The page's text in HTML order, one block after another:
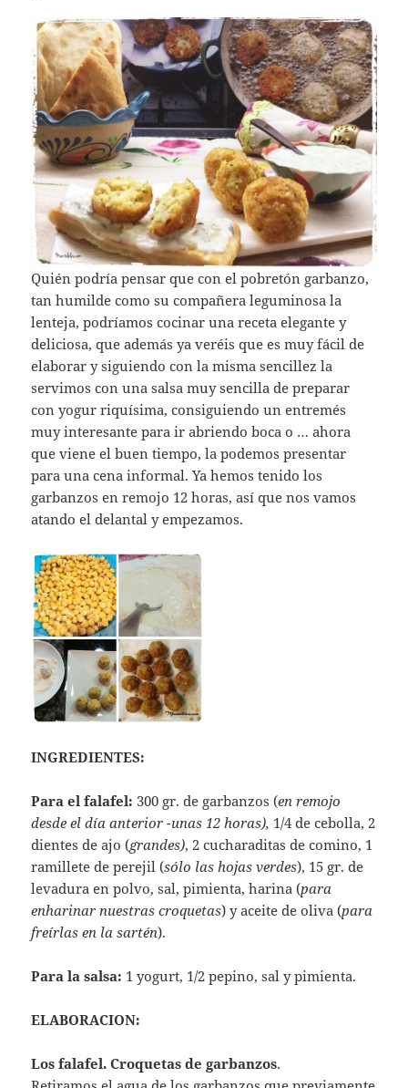
Quién podría pensar que con el pobretón garbanzo,
tan humilde como su compañera leguminosa la
lenteja, podríamos cocinar una receta elegante y
deliciosa, que además ya veréis que es muy fácil de
elaborar y siguiendo con la misma sencillez la
servimos con una salsa muy sencilla de preparar
con yogur riquísima, consiguiendo un entremés
muy interesante para ir abriendo boca o … ahora
que viene el buen tiempo, la podemos presentar
para una cena informal. Ya hemos tenido los
garbanzos en remojo 12 horas, así que nos vamos
atando el delantal y empezamos.
INGREDIENTES:
Para el falafel: 300 gr. de garbanzos (en remojo
desde el día anterior -unas 12 horas), 1/4 de cebolla, 2
dientes de ajo (grandes), 2 cucharaditas de comino, 1
ramillete de perejil (sólo las hojas verdes), 15 gr. de
levadura en polvo, sal, pimienta, harina (para
enharinar nuestras croquetas) y aceite de oliva (para
freírlas en la sartén).
Para la salsa: 1 yogurt, 1/2 pepino, sal y pimienta.
ELABORACION:
Los falafel. Croquetas de garbanzos.